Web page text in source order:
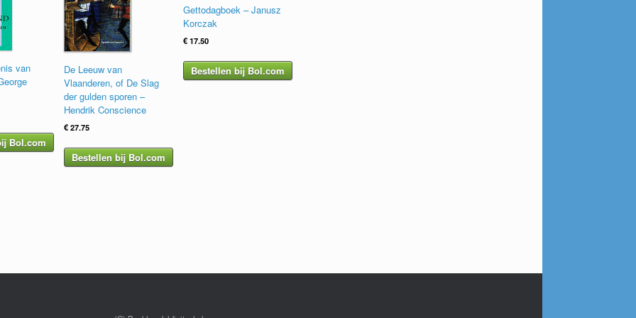
van
Bol.com
De Leeuw van
Vlaanderen, of De Slag
der gulden sporen –
Hendrik Conscience
€27.75
Bestellen bij Bol.com
Gettodagboek – Janusz
Korczak
€17.50
Bestellen bij Bol.com